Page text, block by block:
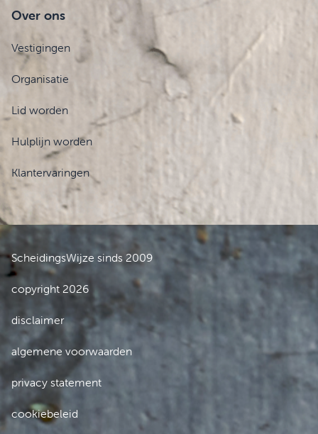
Over ons
Vestigingen
Organisatie
Lid worden
Hulplijn worden
Klantervaringen
ScheidingsWijze sinds 2009
copyright 2026
disclaimer
algemene voorwaarden
privacy statement
cookiebeleid